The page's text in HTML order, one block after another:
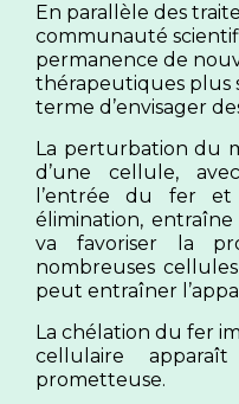
En parallèle des
communauté
permanence de
thérapeutiques plus
terme d’envisager
La perturbation du
d’une cellule,
l’entrée du fer
élimination,
va favoriser la
nombreuses
peut entraîner
La chélation du fer
cellulaire
prometteuse.